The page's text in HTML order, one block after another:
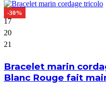
-30%
17
20
21
Bracelet marin
Blanc Rouge fait